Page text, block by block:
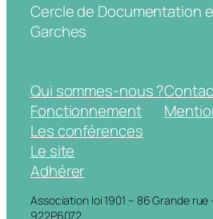
Cercle de Documentation
Garches
Qui sommes-nous ?
Fonctionnement
Les conférences
Le site
Adhérer
Association loi 1901 – 86 Grande
922P6072